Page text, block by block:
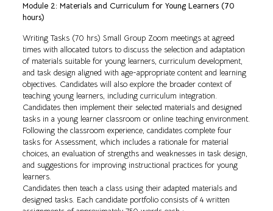
Module 2: Materials and Curriculum for Young Learners (70
hours)
Writing Tasks (70 hrs) Small Group Zoom meetings at agreed
times with allocated tutors to discuss the selection and adaptation
of materials suitable for young learners, curriculum development,
and task design aligned with age-appropriate content and learning
objectives. Candidates will also explore the broader context of
teaching young learners, including curriculum integration.
Candidates then implement their selected materials and designed
tasks in a young learner classroom or online teaching environment.
Following the classroom experience, candidates complete four
tasks for Assessment, which includes a rationale for material
choices, an evaluation of strengths and weaknesses in task design,
and suggestions for improving instructional practices for young
learners.
Candidates then teach a class using their adapted materials and
designed tasks. Each candidate portfolio consists of 4 written